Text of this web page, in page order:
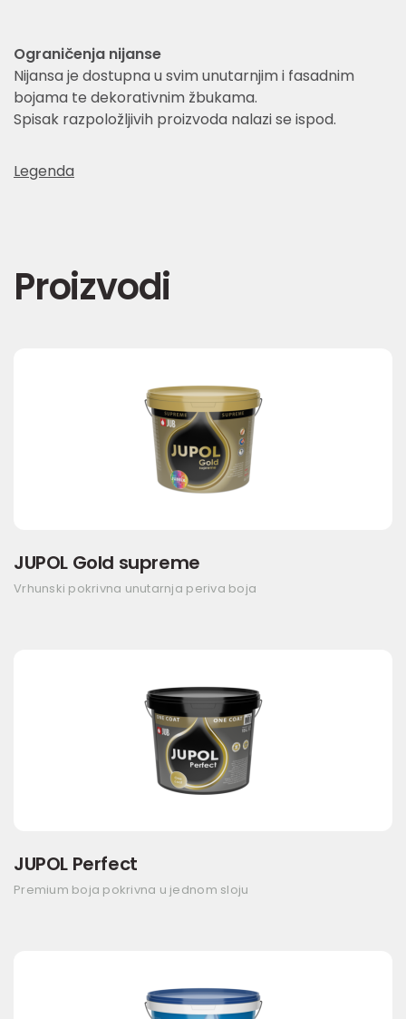
Ograničenja nijanse
Nijansa je dostupna u svim unutarnjim i fasadnim
bojama te dekorativnim žbukama.
Spisak razpoložljivih proizvoda nalazi se ispod.
Legenda
Proizvodi
JUPOL Gold supreme
Vrhunski pokrivna unutarnja periva boja
JUPOL Perfect
Premium boja pokrivna u jednom sloju